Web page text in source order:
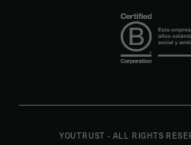
YOUTRUST - ALL RIGHTS